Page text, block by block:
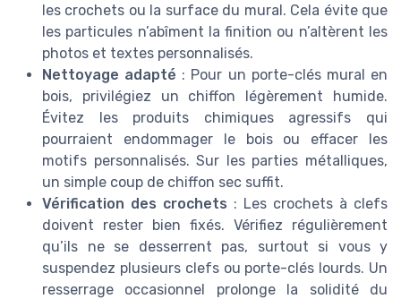
les crochets ou la surface du mural. Cela évite que
les particules n’abîment la finition ou n’altèrent les
photos et textes personnalisés.
Nettoyage adapté : Pour un porte-clés mural en
bois, privilégiez un chiffon légèrement humide.
Évitez les produits chimiques agressifs qui
pourraient endommager le bois ou effacer les
motifs personnalisés. Sur les parties métalliques,
un simple coup de chiffon sec suffit.
Vérification des crochets : Les crochets à clefs
doivent rester bien fixés. Vérifiez régulièrement
qu’ils ne se desserrent pas, surtout si vous y
suspendez plusieurs clefs ou porte-clés lourds. Un
resserrage occasionnel prolonge la solidité du